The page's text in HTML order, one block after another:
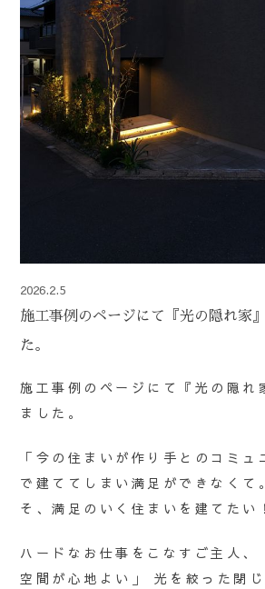
2026.2.5
施工事例のページにて『光の隠れ家
た。
施工事例のページにて『光の隠れ
ました。
「今の住まいが作り手とのコミュ
で建ててしまい満足ができなくて
そ、満足のいく住まいを建てたい
ハードなお仕事をこなすご主人、
空間が心地よい」 光を絞った閉じ